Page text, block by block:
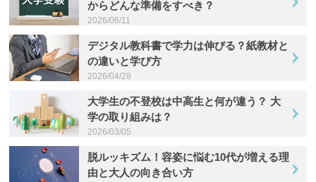
近畿
四国 九州・沖縄
閉じる
からどんな準備をすべき？
2026/06/11
デジタル教科書で学力は伸びる？紙教材と
の違いと学び方
2026/04/28
大学生の不登校は中高生と何が違う？ 大
学の取り組みは？
2026/03/05
脱ルッキズム！容姿に悩む10代が増える理
由と大人の向き合い方